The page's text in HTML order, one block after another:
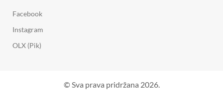
Facebook
Instagram
OLX (Pik)
© Sva prava pridržana 2026.